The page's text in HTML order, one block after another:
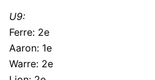
U9:
Ferre: 2e
Aaron: 1e
Warre: 2e